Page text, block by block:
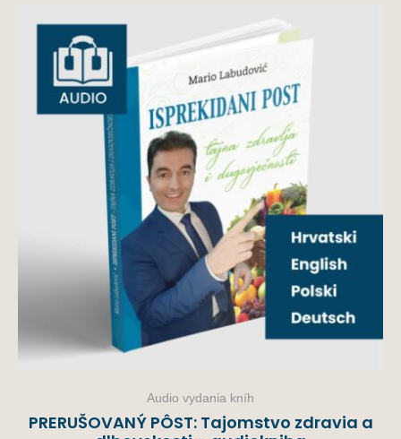
Audio vydania kníh
PRERUŠOVANÝ PÔST: Tajomstvo zdravia a